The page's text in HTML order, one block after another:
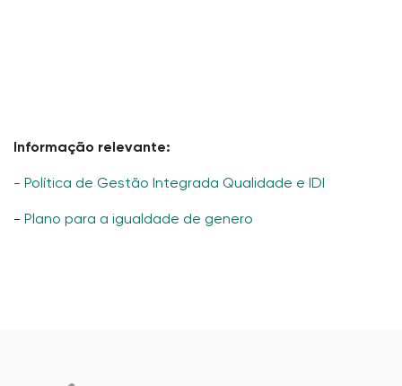
Informação relevante:
- Política de Gestão Integrada Qualidade e IDI
- Plano para a igualdade de genero